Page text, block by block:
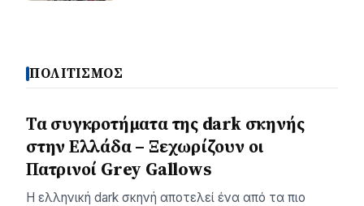
ΠΟΛΙΤΙΣΜΟΣ
Τα συγκροτήματα της dark σκηνής
στην Ελλάδα – Ξεχωρίζουν οι
Πατρινοί Grey Gallows
Η ελληνική dark σκηνή αποτελεί ένα από τα πιο